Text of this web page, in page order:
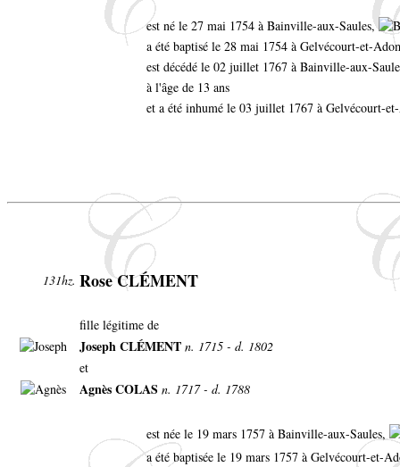
est né le 27 mai 1754 à Bainville-aux-Saules,
a été baptisé le 28 mai 1754 à Gelvécourt-et-
est décédé le 02 juillet 1767 à Bainville-aux-
à l'âge de 13 ans
et a été inhumé le 03 juillet 1767 à Gelvécourt-
131hz. Rose CLÉMENT
fille légitime de
Joseph CLÉMENT n. 1715 - d. 1802
et
Agnès COLAS n. 1717 - d. 1788
est née le 19 mars 1757 à Bainville-aux-Saules,
a été baptisée le 19 mars 1757 à Gelvécourt-et-